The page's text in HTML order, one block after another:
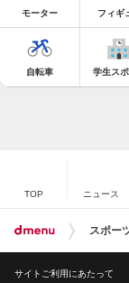
モーター フィギ
自転車 学生ス
TOP ニュース
スポー
サイトご利用にあたって